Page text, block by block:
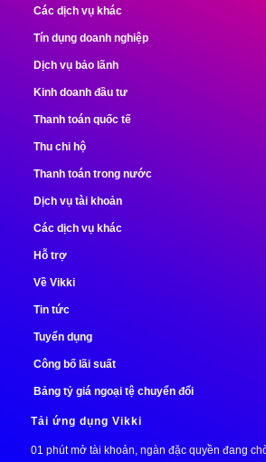
Các dịch vụ khác
Tín dụng doanh nghiệp
Dịch vụ bảo lãnh
Kinh doanh đầu tư
Thanh toán quốc tế
Thu chi hộ
Thanh toán trong nước
Dịch vụ tài khoản
Các dịch vụ khác
Hỗ trợ
Về Vikki
Tin tức
Tuyển dụng
Công bố lãi suất
Bảng tỷ giá ngoại tệ chuyển đổi
Tải ứng dụng Vikki
01 phút mở tài khoản, ngàn đặc quyền đang